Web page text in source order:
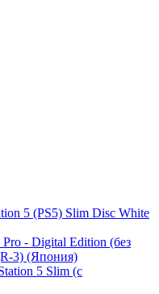
5 (PS5) Slim Disc White
- Digital Edition (без
3) (Япония)
5 Slim (с